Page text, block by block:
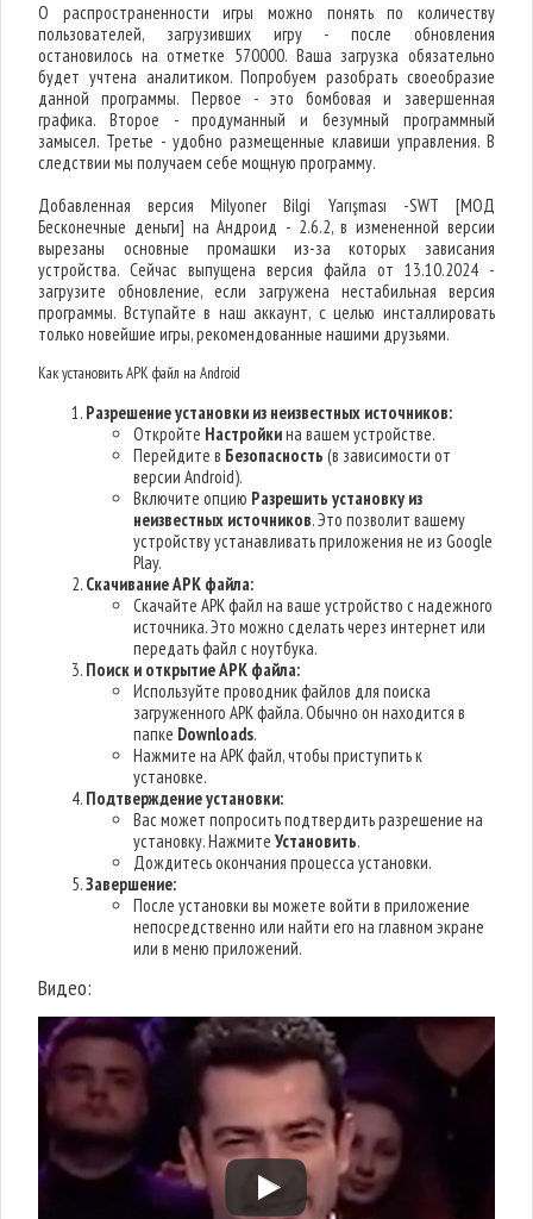
О распространенности игры можно понять по количеству
пользователей, загрузивших игру - после обновления
остановилось на отметке 570000. Ваша загрузка обязательно
будет учтена аналитиком. Попробуем разобрать своеобразие
данной программы. Первое - это бомбовая и завершенная
графика. Второе - продуманный и безумный программный
замысел. Третье - удобно размещенные клавиши управления. В
следствии мы получаем себе мощную программу.
Добавленная версия Milyoner Bilgi Yarışması -SWT [МОД
Бесконечные деньги] на Андроид - 2.6.2, в измененной версии
вырезаны основные промашки из-за которых зависания
устройства. Сейчас выпущена версия файла от 13.10.2024 -
загрузите обновление, если загружена нестабильная версия
программы. Вступайте в наш аккаунт, с целью инсталлировать
только новейшие игры, рекомендованные нашими друзьями.
Как установить APK файл на Android
Разрешение установки из неизвестных источников:
Откройте Настройкина вашем устройстве.
Перейдите в Безопасность (в зависимости от
версии Android).
Включите опцию Разрешить установку из
неизвестных источников. Это позволит вашему
устройству устанавливать приложения не из Google
Play.
Скачивание APK файла:
Скачайте APK файл на ваше устройство с надежного
источника. Это можно сделать через интернет или
передать файл с ноутбука.
Поиск и открытие APK файла:
Используйте проводник файлов для поиска
загруженного APK файла. Обычно он находится в
папке Downloads.
Нажмите на APK файл, чтобы приступить к
установке.
Подтверждение установки:
Вас может попросить подтвердить разрешение на
установку. НажмитеУстановить.
Дождитесь окончания процесса установки.
Завершение:
После установки вы можете войти в приложение
непосредственно или найти его на главном экране
или в меню приложений.
Видео: